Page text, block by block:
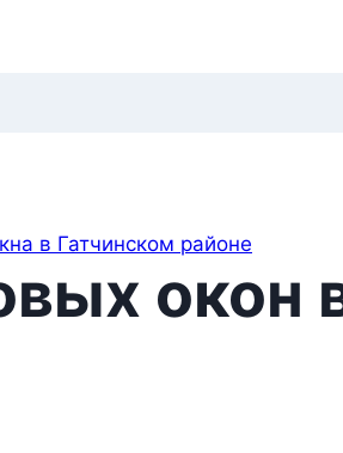
в Гатчинском районе
окон